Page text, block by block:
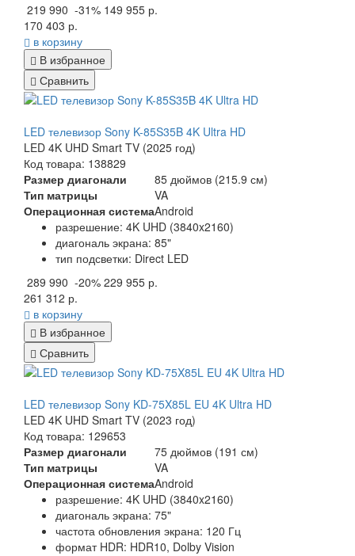
219 990 -31% 149 955 р.
170 403 р.
в корзину
В избранное
Сравнить
LED телевизор Sony K-85S35B 4K Ultra HD
LED 4K UHD Smart TV (2025 год)
Код товара: 138829
Размер диагонали
85 дюймов (215.9 см)
Тип матрицы
VA
Операционная системаAndroid
разрешение: 4K UHD (3840x2160)
диагональ экрана: 85"
тип подсветки: Direct LED
289 990 -20% 229 955 р.
261 312 р.
в корзину
В избранное
Сравнить
LED телевизор Sony KD-75X85L EU 4K Ultra HD
LED 4K UHD Smart TV (2023 год)
Код товара: 129653
Размер диагонали
75 дюймов (191 см)
Тип матрицы
VA
Операционная системаAndroid
разрешение: 4K UHD (3840x2160)
диагональ экрана: 75"
частота обновления экрана: 120 Гц
формат HDR: HDR10, Dolby Vision